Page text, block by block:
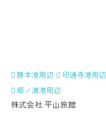
勝本港周辺 印通寺港周辺
郷ノ浦港周辺
株式会社 平山旅館